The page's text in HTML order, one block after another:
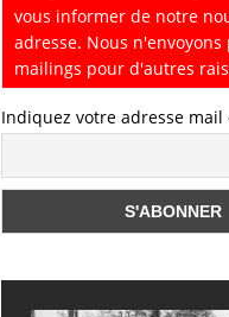
vous informer de notre
adresse. Nous n'envoyons
mailings pour d'autres
Indiquez votre adresse mail